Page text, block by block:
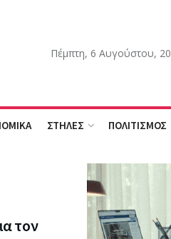
Πέμπτη, 6 Αυγούστου,
ΣΤΗΛΕΣ ΠΟΛΙΤΙΣΜΟΣ
τον